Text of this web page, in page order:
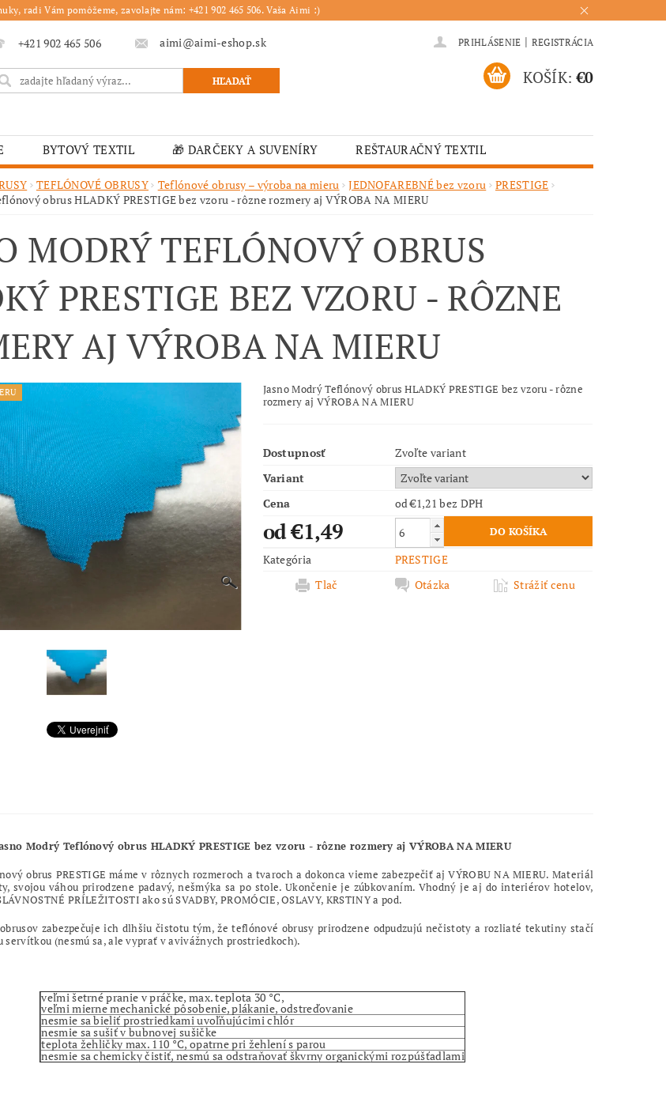
radi Vám pomôžeme, zavolajte nám: +421 902 465 506. Vaša Aimi :)
+421 902 465 506 aimi@aimi-eshop.sk PRIHLÁSENIE | REGISTRÁCIA
KOŠÍK: €0
BYTOVÝ TEXTIL 🎁 DARČEKY A SUVENÍRY
REŠTAURAČNÝ TEXTIL
🎄 VIANOČNÝ TOVAR 🏫 ŠKOLSKÉ ZARIADENIA
HOTELOVÝ TEXTIL
TOVAR VIANOČNÉ 🟫 OBRUSY KÚRENIE
KUCHYŇA
MOJA OBJEDNÁVKA
TEFLÓNOVÉ OBRUSY Teflónové obrusy – výroba na mieru JEDNOFAREBNÉ bez vzoru
PRESTIGE
obrus HLADKÝ PRESTIGE bez vzoru - rôzne rozmery aj VÝROBA NA MIERU
MODRÝ TEFLÓNOVÝ OBRUS
PRESTIGE BEZ VZORU - RÔZNE
AJ VÝROBA NA MIERU
Jasno Modrý Teflónový obrus HLADKÝ PRESTIGE bez vzoru - rôzne
rozmery aj VÝROBA NA MIERU
Dostupnosť
Zvoľte variant
Variant
Cena
od €1,21bez DPH
od €1,49
Kategória
PRESTIGE
Tlač
Otázka Strážiť cenu
Modrý Teflónový obrus HLADKÝ PRESTIGE bez vzoru - rôzne rozmery aj VÝROBA NA MIERU
obrus PRESTIGE máme v rôznych rozmeroch a tvaroch a dokonca vieme zabezpečiť aj VÝROBU NA MIERU. Materiál
svojou váhou prirodzene padavý, nešmýka sa po stole. Ukončenie je zúbkovaním. Vhodný je aj do interiérov hotelov,
PRÍLEŽITOSTI ako sú SVADBY, PROMÓCIE, OSLAVY, KRSTINY a pod.
zabezpečuje ich dlhšiu čistotu tým, že teflónové obrusy prirodzene odpudzujú nečistoty a rozliaté tekutiny stačí
servítkou (nesmú sa, ale vyprať v avivážnych prostriedkoch).
veľmi šetrné pranie v práčke, max. teplota 30 °C,
veľmi mierne mechanické pôsobenie, plákanie, odstreďovanie
nesmie sa bieliť prostriedkami uvoľňujúcimi chlór
nesmie sa sušiť v bubnovej sušičke
teplota žehličky max. 110 °C, opatrne pri žehlení s parou
nesmie sa chemicky čistiť, nesmú sa odstraňovať škvrny organickými rozpúšťadlami